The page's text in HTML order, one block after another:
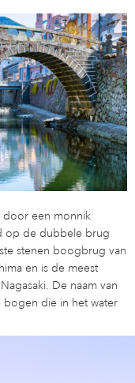
door een monnik
op de dubbele brug
stenen boogbrug van
en is de meest
De naam van
die in het water